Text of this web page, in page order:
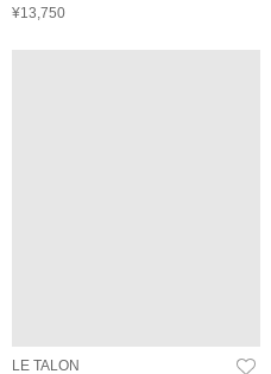
¥13,750
LE TALON